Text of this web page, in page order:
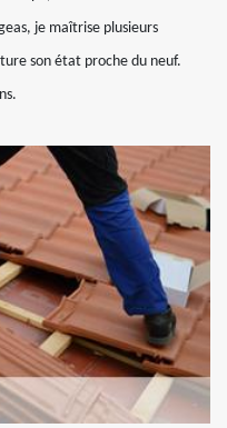
je maîtrise plusieurs
son état proche du neuf.